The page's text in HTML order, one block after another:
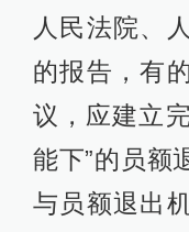
人民法院、
的报告，有
议，应建立
能下”的员额
与员额退出